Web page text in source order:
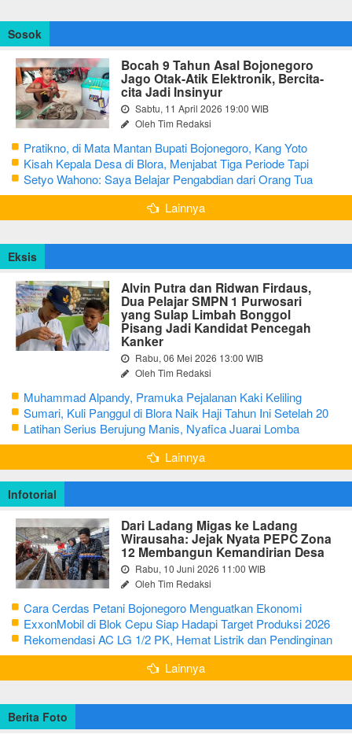
Sosok
Bocah 9 Tahun Asal Bojonegoro
Jago Otak-Atik Elektronik, Bercita-
cita Jadi Insinyur
Sabtu, 11 April 2026 19:00 WIB
Oleh Tim Redaksi
Pratikno, di Mata Mantan Bupati Bojonegoro, Kang Yoto
Kisah Kepala Desa di Blora, Menjabat Tiga Periode Tapi
Masih Hidup Sederhana
Setyo Wahono: Saya Belajar Pengabdian dari Orang Tua
Lainnya
Eksis
Alvin Putra dan Ridwan Firdaus,
Dua Pelajar SMPN 1 Purwosari
yang Sulap Limbah Bonggol
Pisang Jadi Kandidat Pencegah
Kanker
Rabu, 06 Mei 2026 13:00 WIB
Oleh Tim Redaksi
Muhammad Alpandy, Pramuka Pejalanan Kaki Keliling
Nusantara dengan Misi Literasi Budaya
Sumari, Kuli Panggul di Blora Naik Haji Tahun Ini Setelah 20
Tahun Sisihkan Uang Receh
Latihan Serius Berujung Manis, Nyafica Juarai Lomba
Bertutur tentang Nilai Hidup Orang Samin
Lainnya
Infotorial
Dari Ladang Migas ke Ladang
Wirausaha: Jejak Nyata PEPC Zona
12 Membangun Kemandirian Desa
Rabu, 10 Juni 2026 11:00 WIB
Oleh Tim Redaksi
Cara Cerdas Petani Bojonegoro Menguatkan Ekonomi
Keluarga
ExxonMobil di Blok Cepu Siap Hadapi Target Produksi 2026
Rekomendasi AC LG 1/2 PK, Hemat Listrik dan Pendinginan
Maksimal
Lainnya
Berita Foto